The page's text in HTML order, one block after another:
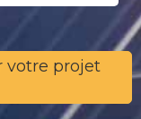
votre projet